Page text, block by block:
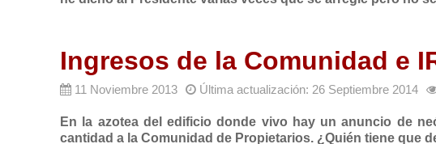
Ingresos de la Comunidad e
11 Noviembre 2013 Última actualización: 26 Septiembre 2014
En la azotea del edificio donde vivo hay un anuncio de
cantidad a la Comunidad de Propietarios. ¿Quién tiene que